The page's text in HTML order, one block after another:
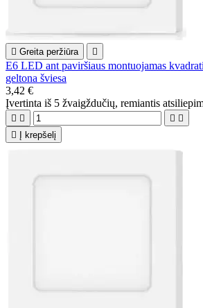
 Greita peržiūra 
E6 LED ant paviršiaus montuojamas
geltona šviesa
3,42 €
Įvertinta iš 5 žvaigždučių, remiantis
   

Į krepšelį